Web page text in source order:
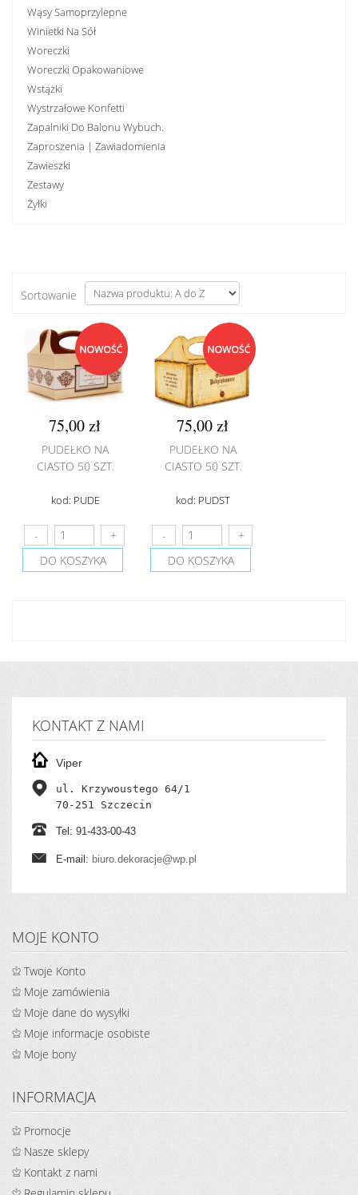
Wąsy Samoprzylepne
Winietki Na Sół
Woreczki
Woreczki Opakowaniowe
Wstążki
Wystrzałowe Konfetti
Zapalniki Do Balonu Wybuch.
Zaproszenia | Zawiadomienia
Zawieszki
Zestawy
Żyłki
Sortowanie
75,00 zł
PUDEŁKO NA
CIASTO 50 SZT.
kod: PUDE
DO KOSZYKA
75,00 zł
PUDEŁKO NA
CIASTO 50 SZT.
kod: PUDST
DO KOSZYKA
KONTAKT Z NAMI
Viper
ul. Krzywoustego 64/1
70-251 Szczecin
Tel: 91-433-00-43
E-mail: biuro.dekoracje@wp.pl
MOJE KONTO
Twoje Konto
Moje zamówienia
Moje dane do wysyłki
Moje informacje osobiste
Moje bony
INFORMACJA
Promocje
Nasze sklepy
Kontakt z nami